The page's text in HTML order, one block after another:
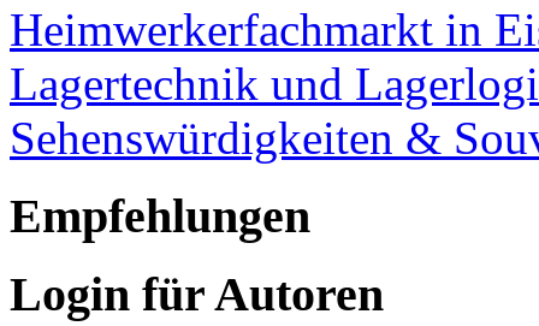
Heimwerkerfachmarkt in
Lagertechnik und
Sehenswürdigkeiten &
Empfehlungen
Login für Autoren